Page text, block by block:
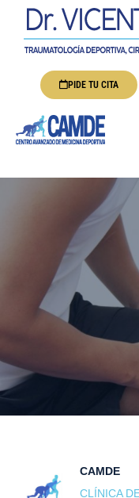
PIDE TU CITA
CAMDE
CLÍNICA